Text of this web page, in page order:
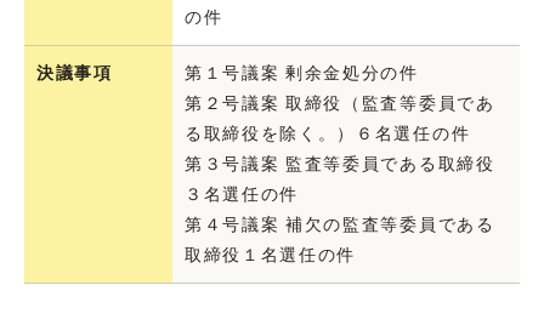
の件
決議事項
第１号議案 剰余金処分の件
第２号議案 取締役（監査等委員であ
る取締役を除く。）６名選任の件
第３号議案 監査等委員である取締役
３名選任の件
第４号議案 補欠の監査等委員である
取締役１名選任の件